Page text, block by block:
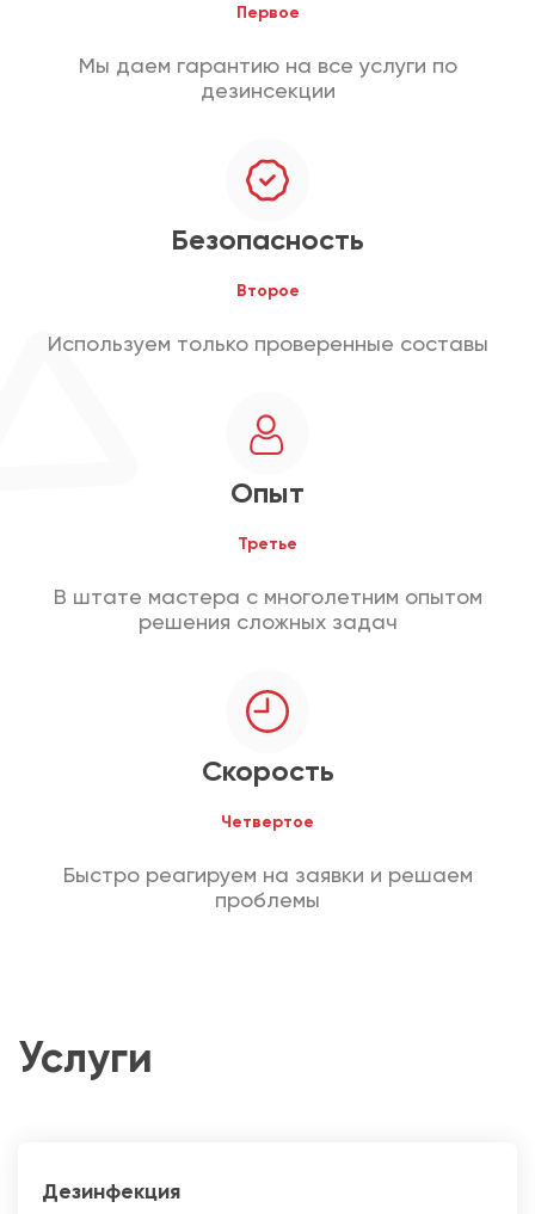
Первое
Мы даем гарантию на все услуги по
дезинсекции
Безопасность
Второе
Используем только проверенные составы
Опыт
Третье
В штате мастера с многолетним опытом
решения сложных задач
Скорость
Четвертое
Быстро реагируем на заявки и решаем
проблемы
Услуги
Дезинфекция